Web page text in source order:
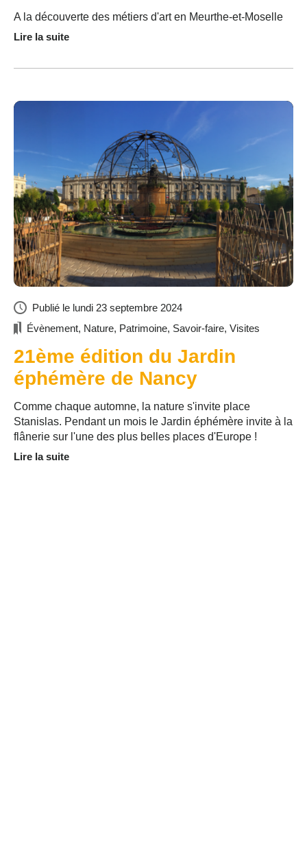
A la découverte des métiers d'art en Meurthe-et-Moselle
Lire la suite
Publié le lundi 23 septembre 2024
Évènement, Nature, Patrimoine, Savoir-faire, Visites
21ème édition du Jardin
éphémère de Nancy
Comme chaque automne, la nature s'invite place
Stanislas. Pendant un mois le Jardin éphémère invite à la
flânerie sur l'une des plus belles places d'Europe !
Lire la suite